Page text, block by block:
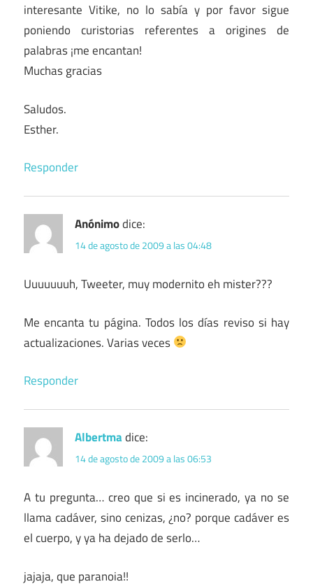
interesante Vitike, no lo sabía y por favor sigue
poniendo curistorias referentes a origines de
palabras ¡me encantan!
Muchas gracias
Saludos.
Esther.
Responder
Anónimodice:
14 de agosto de 2009 a las 04:48
Uuuuuuuh, Tweeter, muy modernito eh mister???
Me encanta tu página. Todos los días reviso si hay
actualizaciones. Varias veces
Responder
Albertmadice:
14 de agosto de 2009 a las 06:53
A tu pregunta… creo que si es incinerado, ya no se
llama cadáver, sino cenizas, ¿no? porque cadáver es
el cuerpo, y ya ha dejado de serlo…
jajaja, que paranoia!!